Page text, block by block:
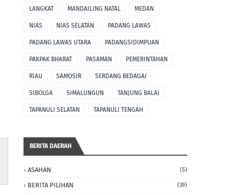
LANGKAT MANDAILING NATAL MEDAN
NIAS NIAS SELATAN PADANG LAWAS
PADANG LAWAS UTARA PADANGSIDIMPUAN
PAKPAK BHARAT PASAMAN PEMERINTAHAN
RIAU SAMOSIR SERDANG BEDAGAI
SIBOLGA SIMALUNGUN TANJUNG BALAI
TAPANULI SELATAN TAPANULI TENGAH
BERITA DAERAH
ASAHAN (5)
BERITA PILIHAN (39)